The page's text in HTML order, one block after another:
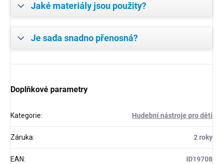
Jaké materiály jsou použity?
Je sada snadno přenosná?
Doplňkové parametry
Kategorie: Hudební nástroje pro děti
Záruka: 2 roky
EAN: ID19708